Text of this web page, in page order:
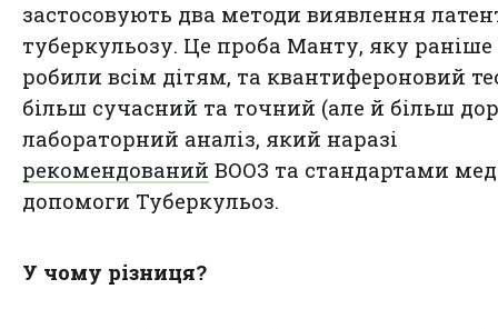
застосовують два методи виявлення
туберкульозу. Це проба Манту, яку раніше
робили всім дітям, та квантифероновий
більш сучасний та точний (але й більш
лабораторний аналіз, який наразі
рекомендований ВООЗ та стандартами
допомоги Туберкульоз.
У чому різниця?